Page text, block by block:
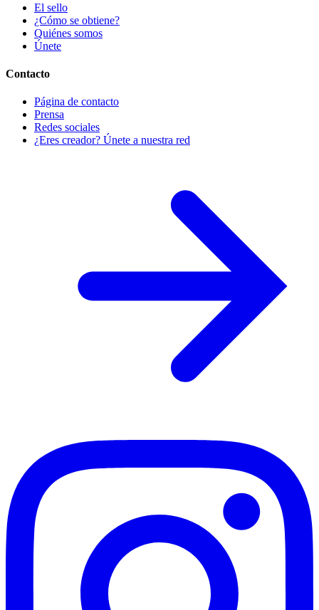
El sello
¿Cómo se obtiene?
Quiénes somos
Únete
Contacto
Página de contacto
Prensa
Redes sociales
¿Eres creador? Únete a nuestra red